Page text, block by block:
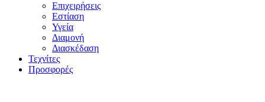
Επιχειρήσεις
Εστίαση
Υγεία
Διαμονή
Διασκέδαση
Τεχνίτες
Προσφορές